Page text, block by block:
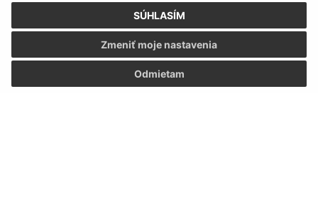
SÚHLASÍM
Odmietam
Zmeniť moje nastavenia